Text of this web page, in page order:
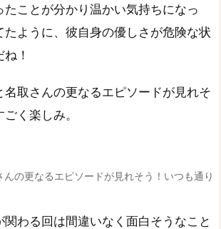
たことが分かり温かい気持ちになっ
たように、彼自身の優しさが危険な状
！
名取さんの更なるエピソードが見れそ
く楽しみ。
の更なるエピソードが見れそう！いつも通り
関わる回は間違いなく面白そうなこと